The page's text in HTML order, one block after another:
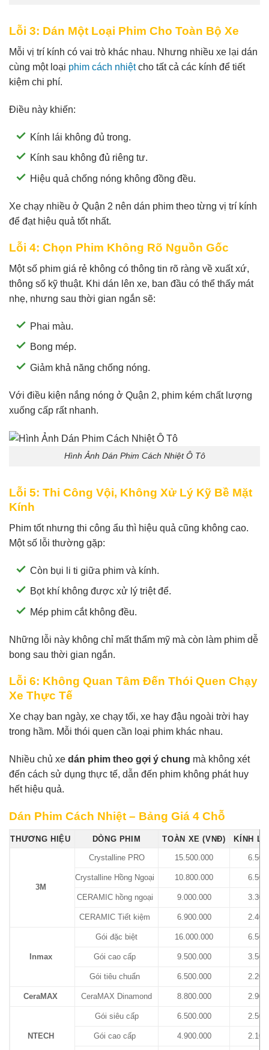
Lỗi 3: Dán Một Loại Phim Cho Toàn Bộ Xe
Mỗi vị trí kính có vai trò khác nhau. Nhưng nhiều xe lại dán
cùng một loại phim cách nhiệtcho tất cả các kính để tiết
kiệm chi phí.
Điều này khiến:
Kính lái không đủ trong.
Kính sau không đủ riêng tư.
Hiệu quả chống nóng không đồng đều.
Xe chạy nhiều ở Quận 2 nên dán phim theo từng vị trí kính
để đạt hiệu quả tốt nhất.
Lỗi 4: Chọn Phim Không Rõ Nguồn Gốc
Một số phim giá rẻ không có thông tin rõ ràng về xuất xứ,
thông số kỹ thuật. Khi dán lên xe, ban đầu có thể thấy mát
nhẹ, nhưng sau thời gian ngắn sẽ:
Phai màu.
Bong mép.
Giảm khả năng chống nóng.
Với điều kiện nắng nóng ở Quận 2, phim kém chất lượng
xuống cấp rất nhanh.
Hình Ảnh Dán Phim Cách Nhiệt Ô Tô
Lỗi 5: Thi Công Vội, Không Xử Lý Kỹ Bề Mặt
Kính
Phim tốt nhưng thi công ẩu thì hiệu quả cũng không cao.
Một số lỗi thường gặp:
Còn bụi li ti giữa phim và kính.
Bọt khí không được xử lý triệt để.
Mép phim cắt không đều.
Những lỗi này không chỉ mất thẩm mỹ mà còn làm phim dễ
bong sau thời gian ngắn.
Lỗi 6: Không Quan Tâm Đến Thói Quen Chạy
Xe Thực Tế
Xe chạy ban ngày, xe chạy tối, xe hay đậu ngoài trời hay
trong hầm. Mỗi thói quen cần loại phim khác nhau.
Nhiều chủ xe dán phim theo gợi ý chung mà không xét
đến cách sử dụng thực tế, dẫn đến phim không phát huy
hết hiệu quả.
Dán Phim Cách Nhiệt – Bảng Giá 4 Chỗ
THƯƠNG HIỆU DÒNG PHIM TOÀN XE (VNĐ) KÍNH
3M
Crystalline PRO 15.500.000
Crystalline Hồng Ngoại 10.800.000
CERAMIC hồng ngoại 9.000.000
CERAMIC Tiết kiệm 6.900.000
Inmax
Gói đặc biệt 16.000.000
Gói cao cấp 9.500.000
Gói tiêu chuẩn 6.500.000
CeraMAX CeraMAX Dinamond 8.800.000
NTECH
Gói siêu cấp 6.500.000
Gói cao cấp 4.900.000